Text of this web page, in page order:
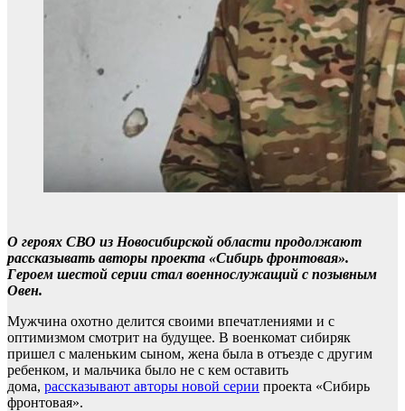
О героях СВО из Новосибирской области продолжают
рассказывать авторы проекта «Сибирь фронтовая».
Героем шестой серии стал военнослужащий с позывным
Овен.
Мужчина охотно делится своими впечатлениями и с
оптимизмом смотрит на будущее. В военкомат сибиряк
пришел с маленьким сыном, жена была в отъезде с другим
ребенком, и мальчика было не с кем оставить
дома, рассказывают авторы новой серии проекта «Сибирь
фронтовая».